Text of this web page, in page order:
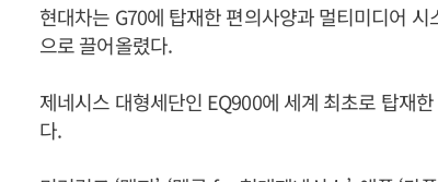
현대차는 G70에 탑재한 편의사양과 멀티미디어
으로 끌어올렸다.
제네시스 대형세단인 EQ900에 세계 최초로 탑재
다.